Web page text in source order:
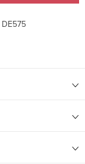
DE575